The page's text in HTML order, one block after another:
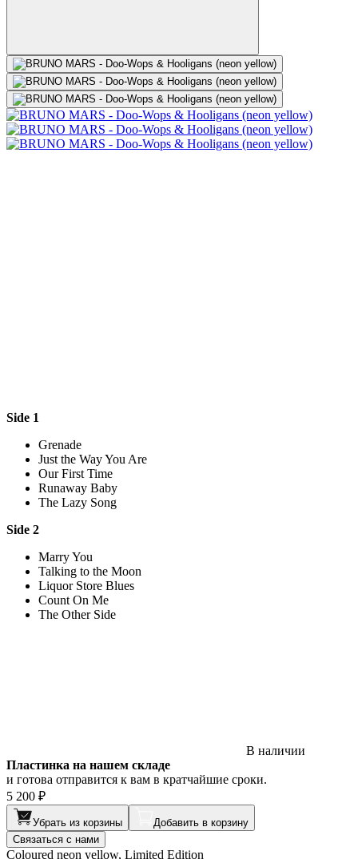
Side 1
Grenade
Just the Way You Are
Our First Time
Runaway Baby
The Lazy Song
Side 2
Marry You
Talking to the Moon
Liquor Store Blues
Count On Me
The Other Side
В наличии
Пластинка на нашем складе
и готова отправится к вам в кратчайшие сроки.
5 200 ₽
Убрать из корзины
Добавить в корзину
Связаться с нами
Coloured neon yellow, Limited Edition